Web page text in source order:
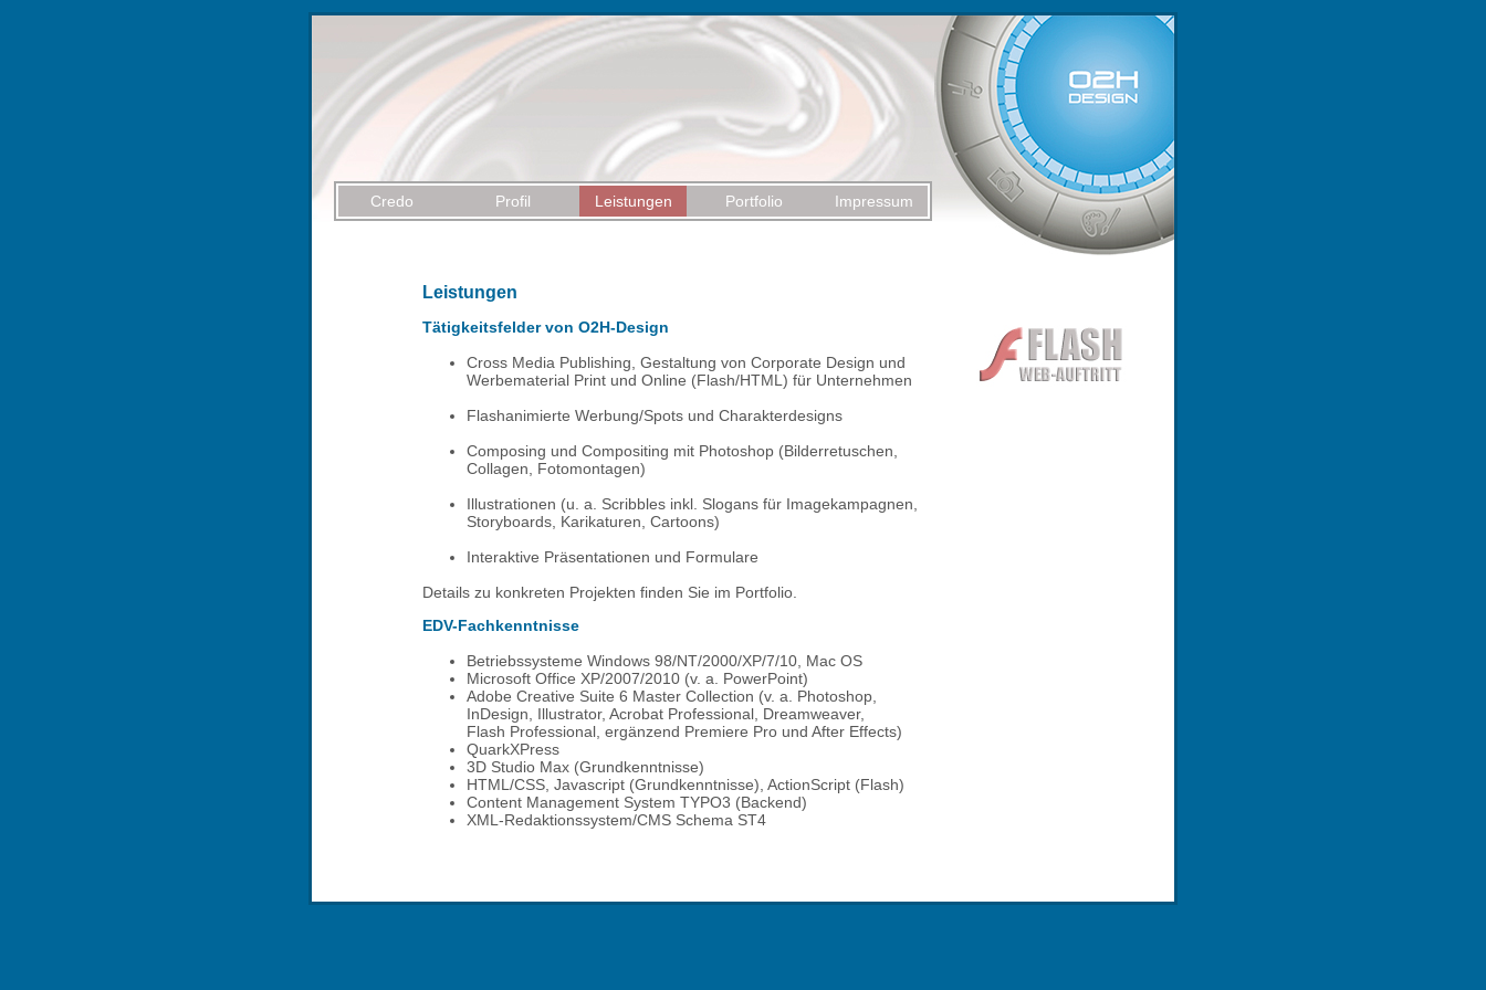
Credo Profil Leistungen Portfolio Impressum
Leistungen
Tätigkeitsfelder von O2H-Design
Cross Media Publishing, Gestaltung von Corporate Design und
Werbematerial Print und Online (Flash/HTML) für Unternehmen
Flashanimierte Werbung/Spots und Charakterdesigns
Composing und Compositing mit Photoshop (Bilderretuschen,
Collagen, Fotomontagen)
Illustrationen (u. a. Scribbles inkl. Slogans für Imagekampagnen,
Storyboards, Karikaturen, Cartoons)
Interaktive Präsentationen und Formulare
Details zu konkreten Projekten finden Sie im Portfolio.
EDV-Fachkenntnisse
Betriebssysteme Windows 98/NT/2000/XP/7/10, Mac OS
Microsoft Office XP/2007/2010 (v. a. PowerPoint)
Adobe Creative Suite 6 Master Collection (v. a. Photoshop,
InDesign, Illustrator, Acrobat Professional, Dreamweaver,
Flash Professional, ergänzend Premiere Pro und After Effects)
QuarkXPress
3D Studio Max (Grundkenntnisse)
HTML/CSS, Javascript (Grundkenntnisse), ActionScript (Flash)
Content Management System TYPO3 (Backend)
XML-Redaktionssystem/CMS Schema ST4